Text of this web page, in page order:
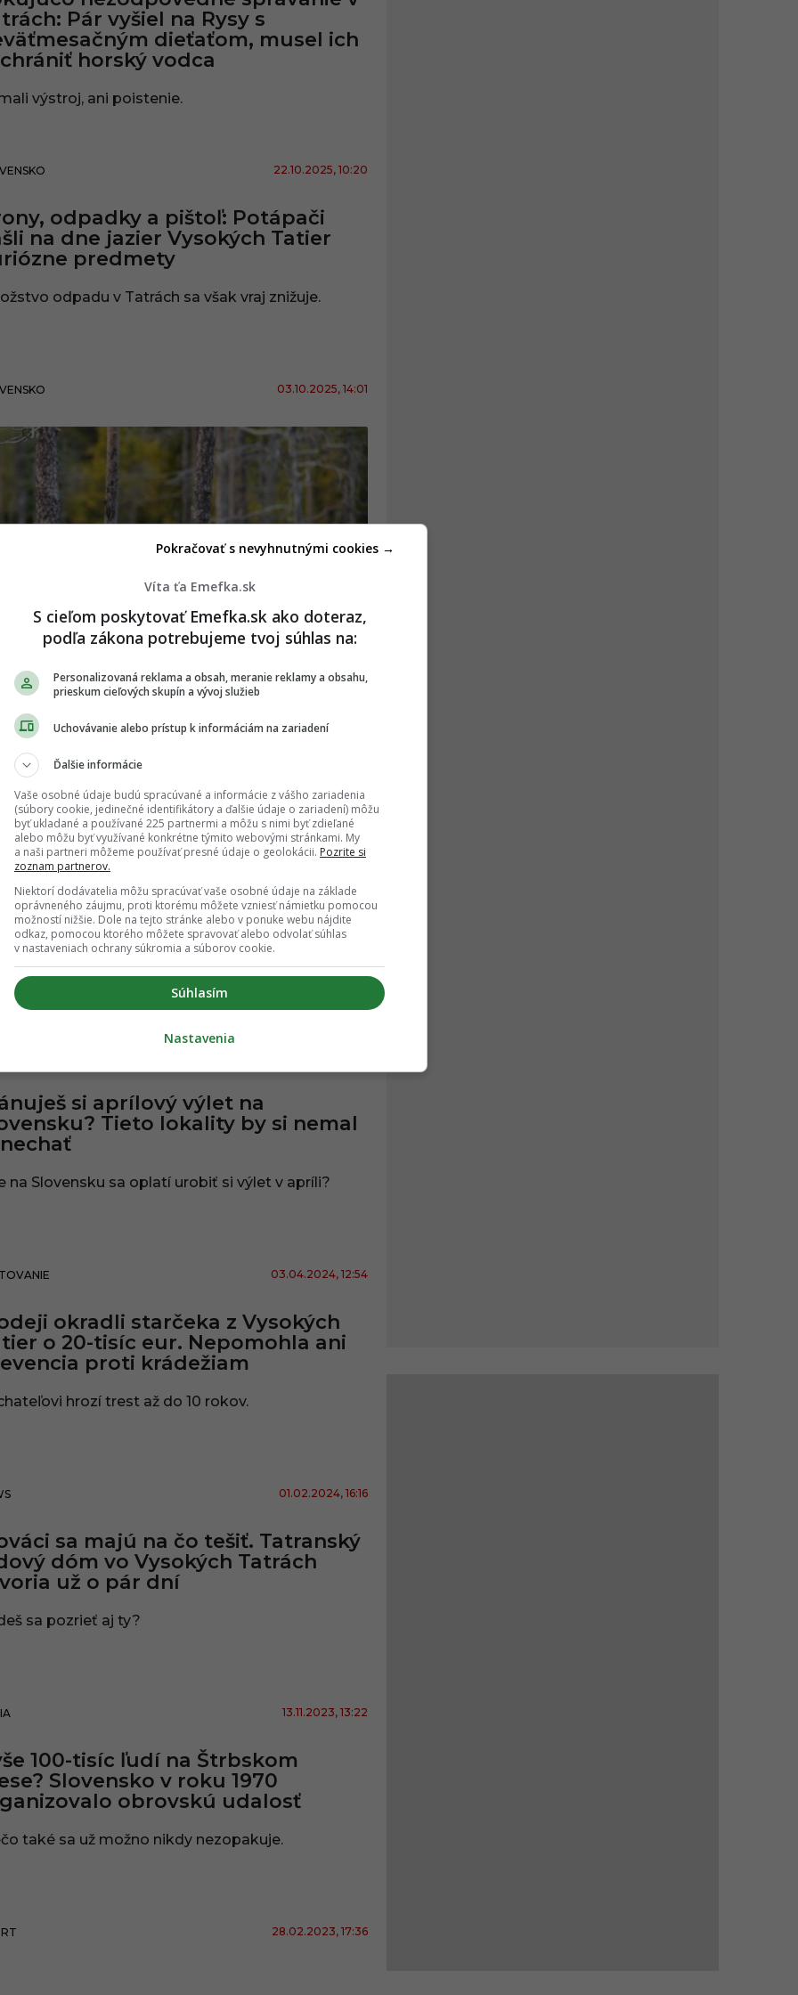
Pár vyšiel na Rysy s
dieťaťom, musel ich
horský vodca
výstroj, ani poistenie.
22.10.2025, 10:20
odpadky a pištoľ: Potápači
na dne jazier Vysokých Tatier
predmety
odpadu v Tatrách sa však vraj znižuje.
03.10.2025, 14:01
ktorý spanikáril. Vedenie
neistými turistami.
04.09.2025, 10:01
turistiku do Tatier v papučiach?
sa nestačili čudovať, čo
mladá žena obuté
Tatier sa vybrala ďalšia nezodpovedná turistka.
si aprílový výlet na
Tieto lokality by si nemal
na Slovensku sa oplatí urobiť si výlet v apríli?
03.04.2024, 12:54
okradli starčeka z Vysokých
o 20-tisíc eur. Nepomohla ani
proti krádežiam
hrozí trest až do 10 rokov.
01.02.2024, 16:16
sa majú na čo tešiť. Tatranský
dóm vo Vysokých Tatrách
už o pár dní
sa pozrieť aj ty?
13.11.2023, 13:22
100-tisíc ľudí na Štrbskom
Slovensko v roku 1970
obrovskú udalosť
také sa už možno nikdy nezopakuje.
28.02.2023, 17:36
Víta ťa Emefka.sk
S cieľom poskytovať Emefka.sk ako doteraz,
podľa zákona potrebujeme tvoj súhlas na:
Personalizovaná reklama a obsah, meranie reklamy a obsahu,
prieskum cieľových skupín a vývoj služieb
Uchovávanie alebo prístup k informáciám na zariadení
Ďalšie informácie
Vaše osobné údaje budú spracúvané a informácie z vášho zariadenia
(súbory cookie, jedinečné identifikátory a ďalšie údaje o zariadení) môžu
byť ukladané a používané 225 partnermi a môžu s nimi byť zdieľané
alebo môžu byť využívané konkrétne týmito webovými stránkami. My
a naši partneri môžeme používať presné údaje o geolokácii. Pozrite si
zoznam partnerov.
Niektorí dodávatelia môžu spracúvať vaše osobné údaje na základe
oprávneného záujmu, proti ktorému môžete vzniesť námietku pomocou
možností nižšie. Dole na tejto stránke alebo v ponuke webu nájdite
odkaz, pomocou ktorého môžete spravovať alebo odvolať súhlas
v nastaveniach ochrany súkromia a súborov cookie.
Súhlasím
Pokračovať s nevyhnutnými cookies →
Nastavenia